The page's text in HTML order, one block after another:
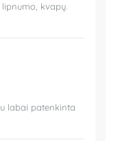
kvapų.
labai patenkinta